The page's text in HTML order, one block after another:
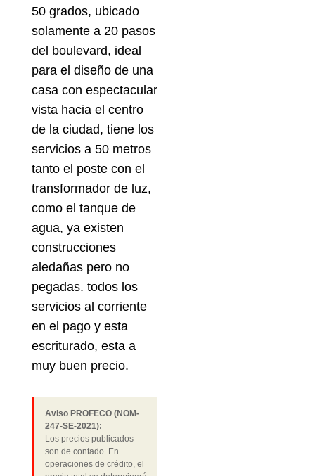
50 grados, ubicado
solamente a 20 pasos
del boulevard, ideal
para el diseño de una
casa con espectacular
vista hacia el centro
de la ciudad, tiene los
servicios a 50 metros
tanto el poste con el
transformador de luz,
como el tanque de
agua, ya existen
construcciones
aledañas pero no
pegadas. todos los
servicios al corriente
en el pago y esta
escriturado, esta a
muy buen precio.
Aviso PROFECO (NOM-
247-SE-2021):
Los precios publicados
son de contado. En
operaciones de crédito, el